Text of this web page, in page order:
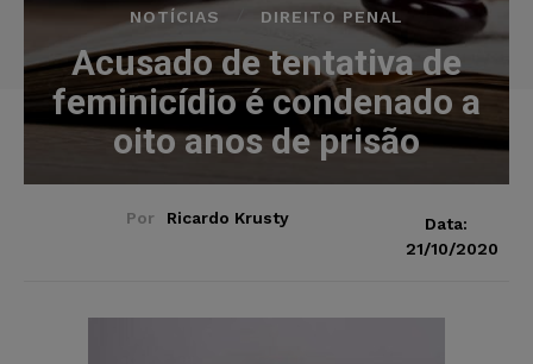
NOTÍCIAS DIREITO PENAL
Acusado de tentativa de
feminicídio é condenado a
oito anos de prisão
Por Ricardo Krusty
Data:
21/10/2020